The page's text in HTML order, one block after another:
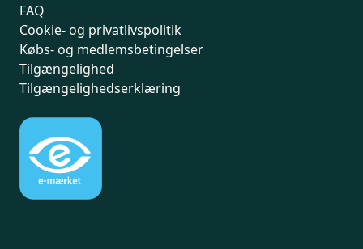
FAQ
Cookie- og privatlivspolitik
Købs- og medlemsbetingelser
Tilgængelighed
Tilgængelighedserklæring